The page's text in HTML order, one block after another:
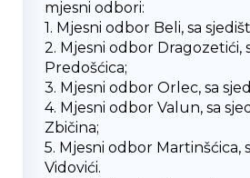
mjesni odbori:
1. Mjesni odbor Beli, sa
2. Mjesni odbor Dragozetići,
Predošćica;
3. Mjesni odbor Orlec, sa
4. Mjesni odbor Valun, sa
Zbičina;
5. Mjesni odbor Martinšćica,
Vidovići.